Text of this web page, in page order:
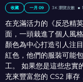
收藏 一月 09 3K 瀏覽次數
在充滿活力的《反恐精
面，一頭栽進了個人風
顏色為中心打造引人注
紅色，他們的服裝可能
工。 如果您是這些忠實
充來豐富您的 CS2 庫